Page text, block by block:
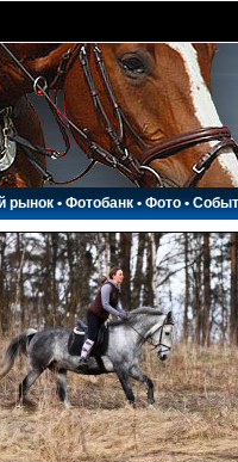
рынок•Фотобанк •Фото•